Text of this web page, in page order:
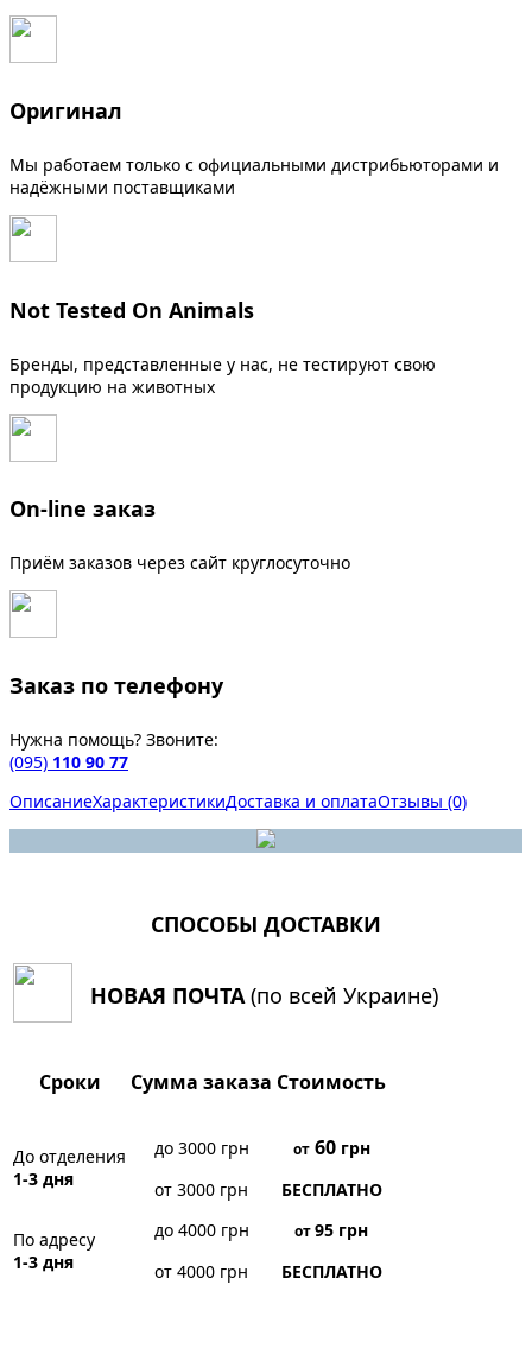
Оригинал
Мы работаем только с официальными дистрибьюторами и
надёжными поставщиками
Not Tested On Animals
Бренды, представленные у нас, не тестируют свою
продукцию на животных
On-line заказ
Приём заказов через сайт круглосуточно
Заказ по телефону
Нужна помощь? Звоните:
(095) 110 90 77
ОписаниеХарактеристикиДоставка и оплатаОтзывы (0)
СПОСОБЫ ДОСТАВКИ
НОВАЯ ПОЧТА(по всей Украине)
Сроки Сумма заказа Стоимость
До отделения
1-3 дня
до 3000 грн от60грн
от 3000 грн
БЕСПЛАТНО
По адресу
1-3 дня
до 4000 грн от95 грн
от 4000 грн
БЕСПЛАТНО